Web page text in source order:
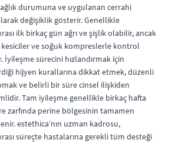
durumuna ve uygulanan cerrahi
değişiklik gösterir. Genellikle
ilk birkaç gün ağrı ve şişlik olabilir, ancak
kesiciler ve soğuk kompreslerle kontrol
İyileşme sürecini hızlandırmak için
hijyen kurallarına dikkat etmek, düzenli
ve belirli bir süre cinsel ilişkiden
Tam iyileşme genellikle birkaç hafta
zarfında perine bölgesinin tamamen
estethica’nın uzman kadrosu,
süreçte hastalarına gerekli tüm desteği